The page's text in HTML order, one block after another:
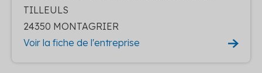
TILLEULS
24350 MONTAGRIER
Voir la fiche de l'entreprise